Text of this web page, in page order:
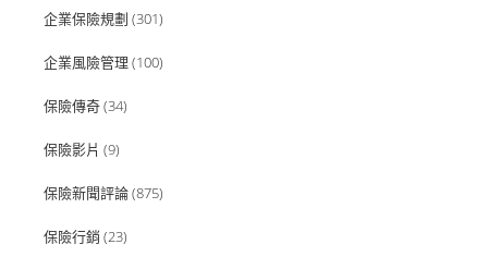
企業保險規劃 (301)
企業風險管理 (100)
保險傳奇(34)
保險影片 (9)
保險新聞評論(875)
保險行銷 (23)